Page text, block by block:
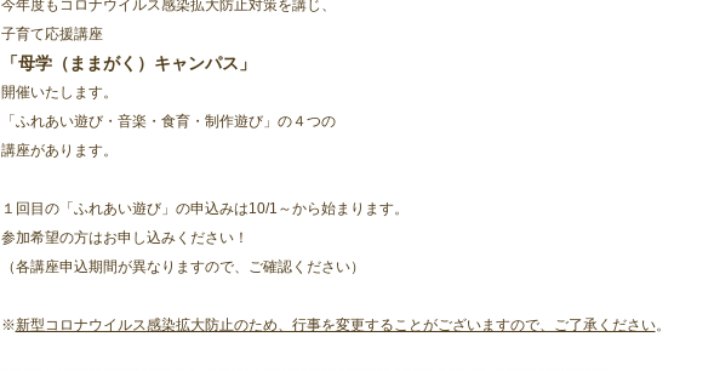
今年度もコロナウイルス感染拡大防止対策を講じ、
子育て応援講座
「母学（ままがく）キャンパス」
開催いたします。
「ふれあい遊び・音楽・食育・制作遊び」の４つの
講座があります。
１回目の「ふれあい遊び」の申込みは10/1～から始まります。
参加希望の方はお申し込みください！
（各講座申込期間が異なりますので、ご確認ください）
※新型コロナウイルス感染拡大防止のため、行事を変更することがございますので、ご了承ください。